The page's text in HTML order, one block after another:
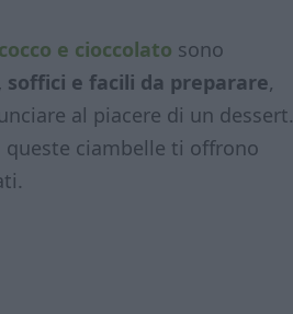
e cioccolato sono
e facili da preparare,
al piacere di un dessert.
ciambelle ti offrono